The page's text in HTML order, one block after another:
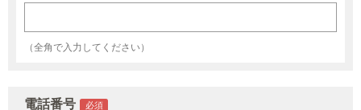
（全角で入力してください）
電話番号